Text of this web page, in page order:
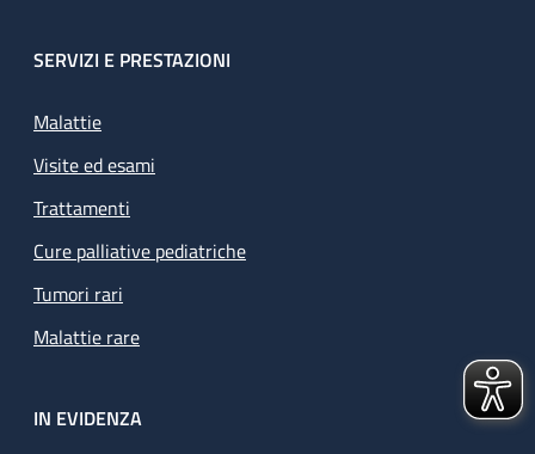
SERVIZI E PRESTAZIONI
Malattie
Visite ed esami
Trattamenti
Cure palliative pediatriche
Tumori rari
Malattie rare
IN EVIDENZA